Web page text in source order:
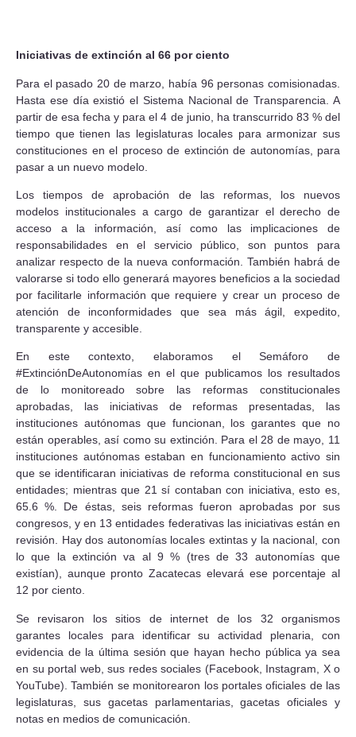
Iniciativas de extinción al 66 por ciento
Para el pasado 20 de marzo, había 96 personas comisionadas.
Hasta ese día existió el Sistema Nacional de Transparencia. A
partir de esa fecha y para el 4 de junio, ha transcurrido 83 % del
tiempo que tienen las legislaturas locales para armonizar sus
constituciones en el proceso de extinción de autonomías, para
pasar a un nuevo modelo.
Los tiempos de aprobación de las reformas, los nuevos
modelos institucionales a cargo de garantizar el derecho de
acceso a la información, así como las implicaciones de
responsabilidades en el servicio público, son puntos para
analizar respecto de la nueva conformación. También habrá de
valorarse si todo ello generará mayores beneficios a la sociedad
por facilitarle información que requiere y crear un proceso de
atención de inconformidades que sea más ágil, expedito,
transparente y accesible.
En este contexto, elaboramos el Semáforo de
#ExtinciónDeAutonomías en el que publicamos los resultados
de lo monitoreado sobre las reformas constitucionales
aprobadas, las iniciativas de reformas presentadas, las
instituciones autónomas que funcionan, los garantes que no
están operables, así como su extinción. Para el 28 de mayo, 11
instituciones autónomas estaban en funcionamiento activo sin
que se identificaran iniciativas de reforma constitucional en sus
entidades; mientras que 21 sí contaban con iniciativa, esto es,
65.6 %. De éstas, seis reformas fueron aprobadas por sus
congresos, y en 13 entidades federativas las iniciativas están en
revisión. Hay dos autonomías locales extintas y la nacional, con
lo que la extinción va al 9 % (tres de 33 autonomías que
existían), aunque pronto Zacatecas elevará ese porcentaje al
12 por ciento.
Se revisaron los sitios de internet de los 32 organismos
garantes locales para identificar su actividad plenaria, con
evidencia de la última sesión que hayan hecho pública ya sea
en su portal web, sus redes sociales (Facebook, Instagram, X o
YouTube). También se monitorearon los portales oficiales de las
legislaturas, sus gacetas parlamentarias, gacetas oficiales y
notas en medios de comunicación.